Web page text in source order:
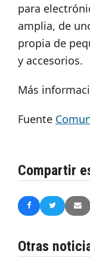
para
amplia, de
propia de
y accesorios.
Más
Fuente
Compartir
Otras